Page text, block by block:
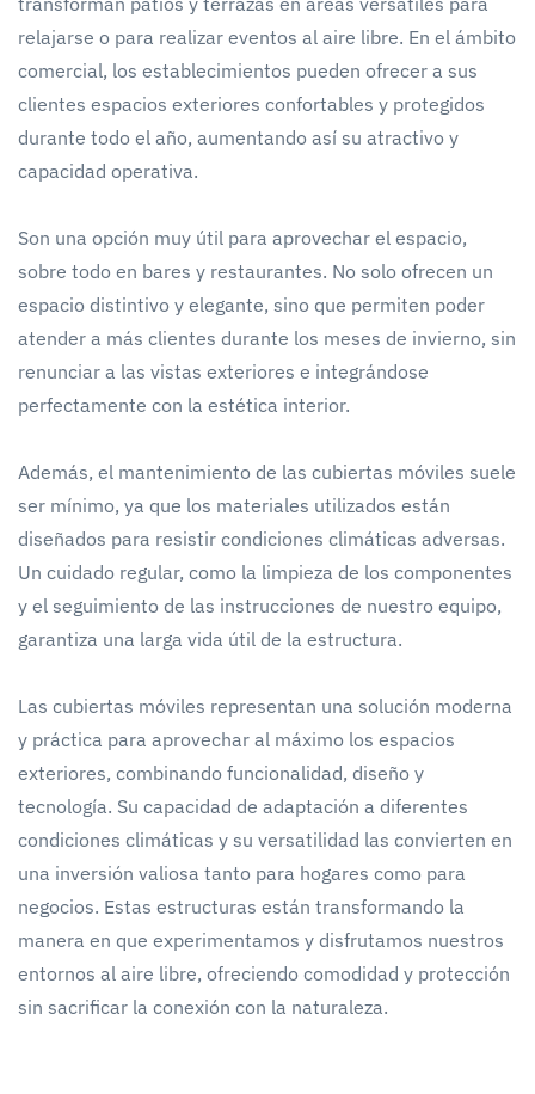
relajarse o para realizar eventos al aire libre. En el ámbito
comercial, los establecimientos pueden ofrecer a sus
clientes espacios exteriores confortables y protegidos
durante todo el año, aumentando así su atractivo y
capacidad operativa.
Son una opción muy útil para aprovechar el espacio,
sobre todo en bares y restaurantes. No solo ofrecen un
espacio distintivo y elegante, sino que permiten poder
atender a más clientes durante los meses de invierno, sin
renunciar a las vistas exteriores e integrándose
perfectamente con la estética interior.
Además, el mantenimiento de las cubiertas móviles suele
ser mínimo, ya que los materiales utilizados están
diseñados para resistir condiciones climáticas adversas.
Un cuidado regular, como la limpieza de los componentes
y el seguimiento de las instrucciones de nuestro equipo,
garantiza una larga vida útil de la estructura.
Las cubiertas móviles representan una solución moderna
y práctica para aprovechar al máximo los espacios
exteriores, combinando funcionalidad, diseño y
tecnología. Su capacidad de adaptación a diferentes
condiciones climáticas y su versatilidad las convierten en
una inversión valiosa tanto para hogares como para
negocios. Estas estructuras están transformando la
manera en que experimentamos y disfrutamos nuestros
entornos al aire libre, ofreciendo comodidad y protección
sin sacrificar la conexión con la naturaleza.